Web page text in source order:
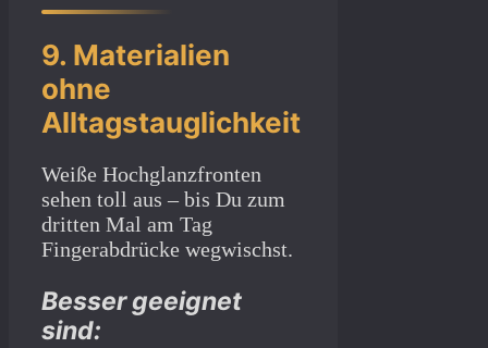
9. Materialien
ohne
Alltagstauglichkeit
Weiße Hochglanzfronten
sehen toll aus – bis Du zum
dritten Mal am Tag
Fingerabdrücke wegwischst.
Besser geeignet
sind: